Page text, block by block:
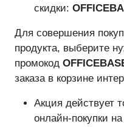
скидки:
Для совершения
продукта, выберите
промокод
заказа в корзине
Акция действует
онлайн-покупки